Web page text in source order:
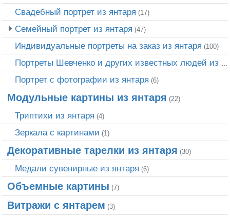
Свадебный портрет из янтаря (17)
Семейный портрет из янтаря (47)
Индивидуальные портреты на заказ из янтаря (100)
Портрет c фотографии из янтаря (6)
Модульные картины из янтаря (22)
Триптихи из янтаря (4)
Зеркала с картинами (1)
Декоративные тарелки из янтаря (30)
Медали сувенирные из янтаря (6)
Объемные картины (7)
Витражи с янтарем (3)